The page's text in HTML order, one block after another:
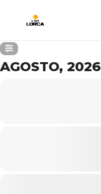
AGOSTO, 2026